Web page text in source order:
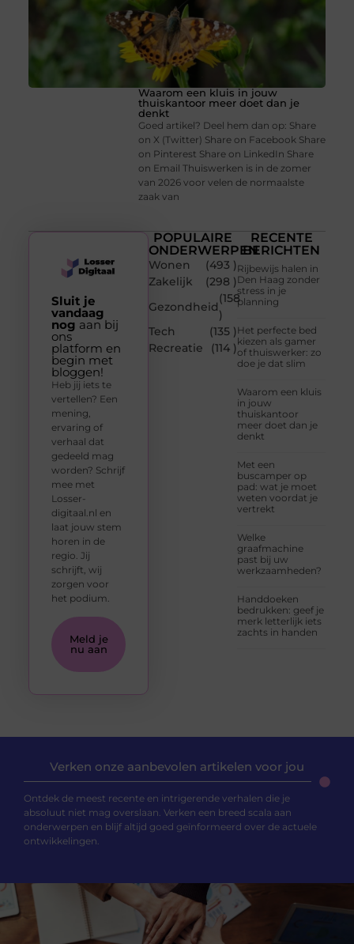
Waarom een kluis in jouw
thuiskantoor meer doet dan je
denkt
Goed artikel? Deel hem dan op: Share
on X (Twitter) Share on Facebook Share
on Pinterest Share on LinkedIn Share
on Email Thuiswerken is in de zomer
van 2026 voor velen de normaalste
zaak van
POPULAIRE
ONDERWERPEN
Wonen
(493 )
Zakelijk
(298 )
Gezondheid
(158
)
Tech
(135 )
Recreatie
(114 )
RECENTE
BERICHTEN
Rijbewijs halen in
Den Haag zonder
stress in je
planning
Het perfecte bed
kiezen als gamer
of thuiswerker: zo
doe je dat slim
Waarom een kluis
in jouw
thuiskantoor
meer doet dan je
denkt
Met een
buscamper op
pad: wat je moet
weten voordat je
vertrekt
Welke
graafmachine
past bij uw
werkzaamheden?
Handdoeken
bedrukken: geef je
merk letterlijk iets
zachts in handen
Sluit je
vandaag
nog aan bij
ons
platform en
begin met
bloggen!
Heb jij iets te
vertellen? Een
mening,
ervaring of
verhaal dat
gedeeld mag
worden? Schrijf
mee met
Losser-
digitaal.nl en
laat jouw stem
horen in de
regio. Jij
schrijft, wij
zorgen voor
het podium.
Meld je
nu aan
Verken onze aanbevolen artikelen voor jou
Ontdek de meest recente en intrigerende verhalen die je
absoluut niet mag overslaan. Verken een breed scala aan
onderwerpen en blijf altijd goed geïnformeerd over de actuele
ontwikkelingen.